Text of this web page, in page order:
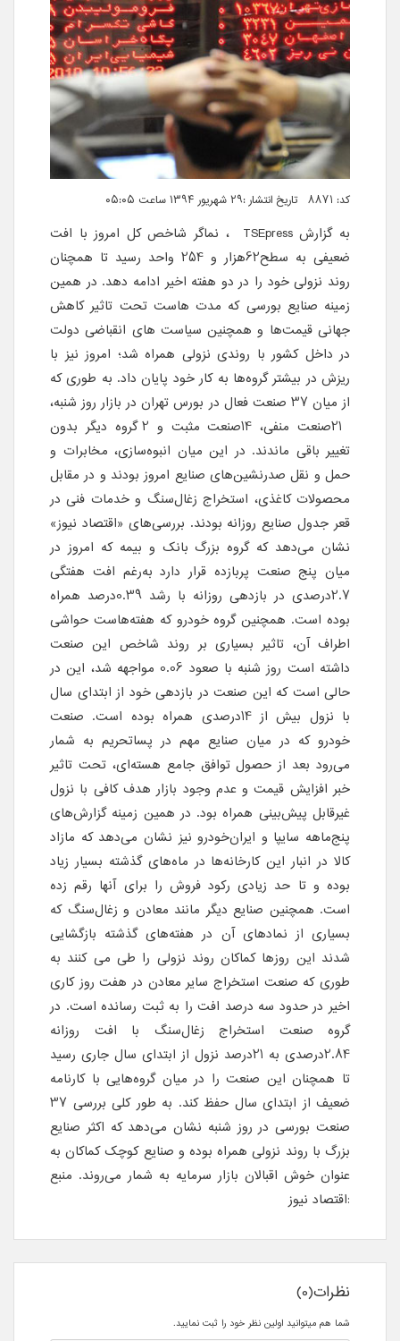
کد: 8871 تاریخ انتشار :۲۹ شهریور ۱۳۹۴ ساعت ۰۵:۰۵
به گزارشTSEpress
، نماگر شاخص کل امروز با افت
ضعیفی به سطح62هزار و 254 واحد رسید تا همچنان
روند نزولی خود را در دو هفته اخیر ادامه دهد. در همین
زمینه صنایع بورسی که مدت هاست تحت تاثیر کاهش
جهانی قیمت‌ها و همچنین سیاست های انقباضی دولت
در داخل کشور با روندی نزولی همراه شد؛ امروز نیز با
ریزش در بیشتر گروه‌ها به کار خود پایان داد. به طوری که
از میان 37 صنعت فعال در بورس تهران در بازار روز شنبه،
21صنعت منفی، 14صنعت مثبت و 2 گروه دیگر بدون
تغییر باقی ماندند. در این میان انبوه‌سازی، مخابرات و
حمل و نقل صدرنشین‌های صنایع امروز بودند و در مقابل
محصولات کاغذی، استخراج زغال‌سنگ و خدمات فنی در
قعر جدول صنایع روزانه بودند. بررسی‌های «اقتصاد نیوز»
نشان می‌دهد که گروه بزرگ بانک و بیمه که امروز در
میان پنج صنعت پربازده قرار دارد به‌رغم افت هفتگی
2.7درصدی در بازدهی روزانه با رشد 0.39درصد همراه
بوده است. همچنین گروه خودرو که هفته‌هاست حواشی
اطراف آن، تاثیر بسیاری بر روند شاخص این صنعت
داشته است روز شنبه با صعود 0.06 مواجهه شد، این در
حالی است که این صنعت در بازدهی خود از ابتدای سال
با نزول بیش از 14درصدی همراه بوده است. صنعت
خودرو که در میان صنایع مهم در پساتحریم به شمار
می‌رود بعد از حصول توافق جامع هسته‌ای، تحت تاثیر
خبر افزایش قیمت و عدم وجود بازار هدف کافی با نزول
غیرقابل پیش‌بینی همراه بود. در همین زمینه گزارش‌های
پنج‌ماهه سایپا و ایران‌خودرو نیز نشان می‌دهد که مازاد
کالا در انبار این کارخانه‌ها در ماه‌های گذشته بسیار زیاد
بوده و تا حد زیادی رکود فروش را برای آنها رقم زده
است. همچنین صنایع دیگر مانند معادن و زغال‌سنگ که
بسیاری از نماد‌های آن در هفته‌های گذشته بازگشایی
شدند این روزها کماکان روند نزولی را طی می کنند به
طوری که صنعت استخراج سایر معادن در هفت روز کاری
اخیر در حدود سه درصد افت را به ثبت رسانده است. در
گروه صنعت استخراج زغال‌سنگ با افت روزانه
2.84درصدی به 21درصد نزول از ابتدای سال جاری رسید
تا همچنان این صنعت را در میان گروه‌هایی با کارنامه
ضعیف از ابتدای سال حفظ کند. به طور کلی بررسی 37
صنعت بورسی در روز شنبه نشان می‌دهد که اکثر صنایع
بزرگ با روند نزولی همراه بوده و صنایع کوچک کماکان به
عنوان خوش اقبالان بازار سرمایه به شمار می‌روند. منبع
:اقتصاد نیوز
نظرات(0)
شما هم میتوانید اولین نظر خود را ثبت نمایید.